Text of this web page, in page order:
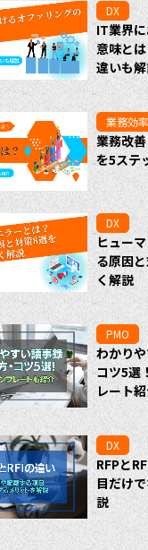
DX
IT業界
意味と
違いも
業務効
業務改
を5ステ
DX
ヒュー
る原因
く解説
PMO
わかり
コツ5選
レート
DX
RFPと
目だけ
説